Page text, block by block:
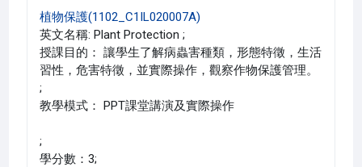
植物保護(1102_C1IL020007A)
英文名稱: Plant Protection ;
授課目的： 讓學生了解病蟲害種類，形態特徵，生活
習性，危害特徵，並實際操作，觀察作物保護管理。
;
教學模式： PPT課堂講演及實際操作
;
學分數：3;